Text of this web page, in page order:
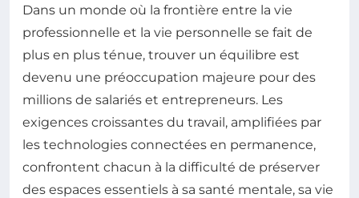
Dans un monde où la frontière entre la vie
professionnelle et la vie personnelle se fait de
plus en plus ténue, trouver un équilibre est
devenu une préoccupation majeure pour des
millions de salariés et entrepreneurs. Les
exigences croissantes du travail, amplifiées par
les technologies connectées en permanence,
confrontent chacun à la difficulté de préserver
des espaces essentiels à sa santé mentale, sa vie